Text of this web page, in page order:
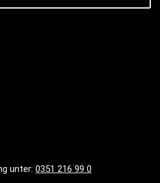
unter: 0351 216 99 0